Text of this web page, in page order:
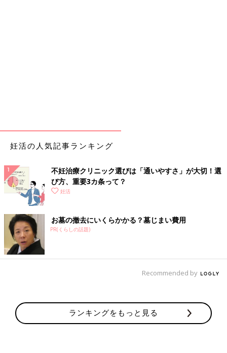
妊活の人気記事ランキング
不妊治療クリニック選びは「通いやすさ」が大切！選
び方、重要3カ条って？
妊活
お墓の撤去にいくらかかる？墓じまい費用
PR(くらしの話題)
Recommended by
ランキングをもっと見る